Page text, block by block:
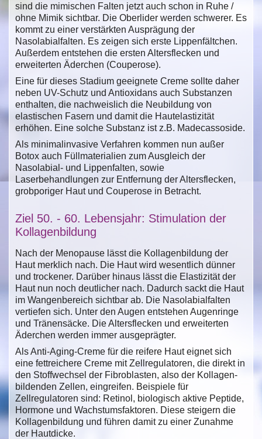
sind die mimischen Falten jetzt auch schon in Ruhe /
ohne Mimik sichtbar. Die Oberlider werden schwerer. Es
kommt zu einer verstärkten Ausprägung der
Nasolabialfalten. Es zeigen sich erste Lippenfältchen.
Außerdem entstehen die ersten Altersflecken und
erweiterten Äderchen (Couperose).
Eine für dieses Stadium geeignete Creme sollte daher
neben UV-Schutz und Antioxidans auch Substanzen
enthalten, die nachweislich die Neubildung von
elastischen Fasern und damit die Hautelastizität
erhöhen. Eine solche Substanz ist z.B. Madecassoside.
Als minimalinvasive Verfahren kommen nun außer
Botox auch Füllmaterialien zum Ausgleich der
Nasolabial- und Lippenfalten, sowie
Laserbehandlungen zur Entfernung der Altersflecken,
grobporiger Haut und Couperose in Betracht.
Ziel 50. - 60. Lebensjahr: Stimulation der
Kollagenbildung
Nach der Menopause lässt die Kollagenbildung der
Haut merklich nach. Die Haut wird wesentlich dünner
und trockener. Darüber hinaus lässt die Elastizität der
Haut nun noch deutlicher nach. Dadurch sackt die Haut
im Wangenbereich sichtbar ab. Die Nasolabialfalten
vertiefen sich. Unter den Augen entstehen Augenringe
und Tränensäcke. Die Altersflecken und erweiterten
Äderchen werden immer ausgeprägter.
Als Anti-Aging-Creme für die reifere Haut eignet sich
eine fettreichere Creme mit Zellregulatoren, die direkt in
den Stoffwechsel der Fibroblasten, also der Kollagen-
bildenden Zellen, eingreifen. Beispiele für
Zellregulatoren sind: Retinol, biologisch aktive Peptide,
Hormone und Wachstumsfaktoren. Diese steigern die
Kollagenbildung und führen damit zu einer Zunahme
der Hautdicke.